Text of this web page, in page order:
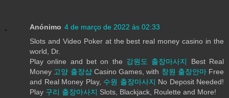
Anónimo 4 de março de 2022 às 02:33
Slots and Video Poker at the best real money casino in the
world, Dr.
Play online and bet on the 강원도 출장마사지
Best Real
Money 고양 출장샵Casino Games, with 창원 출장안마Free
and Real Money Play, 수원 출장마사지 No Deposit Needed!
Play 구리 출장마사지 Slots, Blackjack, Roulette and More!